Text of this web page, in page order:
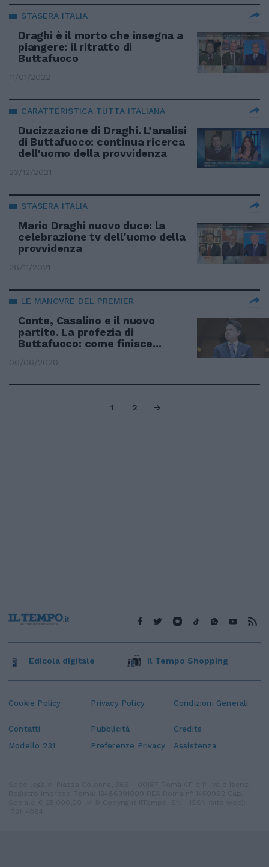
STASERA ITALIA
Draghi è il morto che insegna a
piangere: il ritratto di
Buttafuoco
11/01/2022
CARATTERISTICA TUTTA ITALIANA
Ducizzazione di Draghi. L’analisi
di Buttafuoco: continua ricerca
dell’uomo della provvidenza
23/12/2021
STASERA ITALIA
Mario Draghi nuovo duce: la
celebrazione tv dell'uomo della
provvidenza
26/11/2021
LE MANOVRE DEL PREMIER
Conte, Casalino e il nuovo
partito. La profezia di
Buttafuoco: come finisce...
06/06/2020
1 2
Cookie Policy Privacy Policy Condizioni Generali
Contatti Pubblicità
Credits
Modello 231
Preferenze Privacy Assistenza
Edicola digitale Il Tempo Shopping